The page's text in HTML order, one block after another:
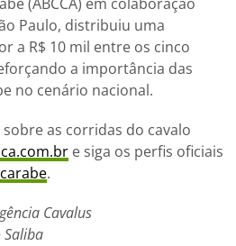
Paulo, distribuiu uma
a R$ 10 mil entre os cinco
a importância das
no cenário nacional.
as corridas do cavalo
e siga os perfis oficiais
.
Cavalus
Saliba